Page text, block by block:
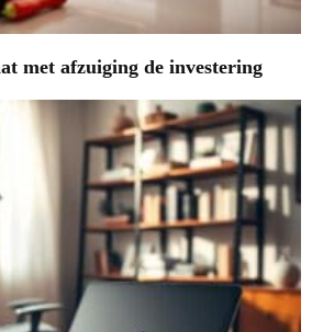
met afzuiging de investering